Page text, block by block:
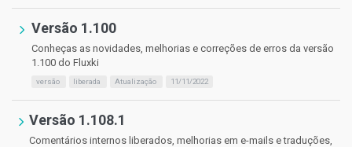
Versão 1.100
Conheças as novidades, melhorias e correções de erros da versão
1.100 do Fluxki
versão liberada Atualização 11/11/2022
Versão 1.108.1
Comentários internos liberados, melhorias em e-mails e traduções,